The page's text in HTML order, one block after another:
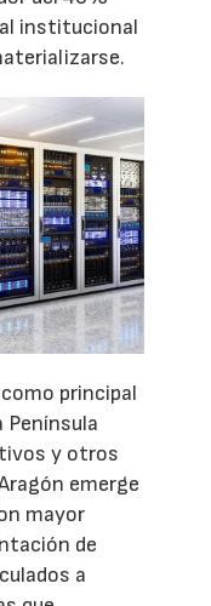
institucional
principal
Península
y otros
emerge
mayor
de
a